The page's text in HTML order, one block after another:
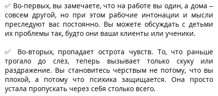
✅ Во-первых, вы замечаете, что на работе вы один, а дома –
совсем другой, но при этом рабочие интонации и мысли
преследуют вас постоянно. Вы можете обсуждать с детьми
их проблемы так, будто они ваши клиенты или ученики.
✅ Во-вторых, пропадает острота чувств. То, что раньше
трогало до слёз, теперь вызывает только скуку или
раздражение. Вы становитесь чёрствым не потому, что вы
плохой, а потому что психика защищается. Она просто
устала пропускать через себя столько всего.